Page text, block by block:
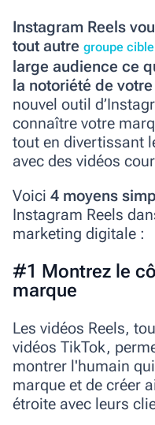
Instagram Reels
tout autre groupe cible
large audience ce
la notoriété de
nouvel outil
connaître votre
tout en divertissant
avec des vidéos
Voici 4 moyens
Instagram Reels
marketing digitale :
#1 Montrez le
marque
Les vidéos Reels,
vidéos TikTok,
montrer l'humain
marque et de créer
étroite avec leurs